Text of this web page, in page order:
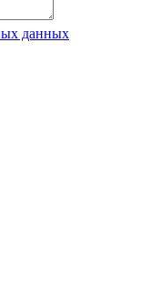
данных